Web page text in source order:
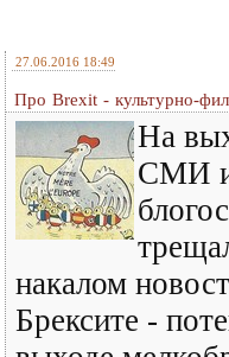
27.06.2016 18:49
Про Brexit - культурно-
На
СМИ
накалом
Брексите -